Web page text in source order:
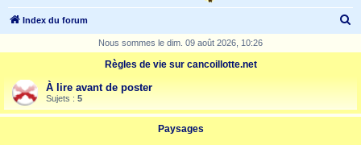
Index du forum
r
Nous sommes le dim. 09 août 2026, 10:26
Règles de vie sur cancoillotte.net
À lire avant de poster
Sujets : 5
Paysages